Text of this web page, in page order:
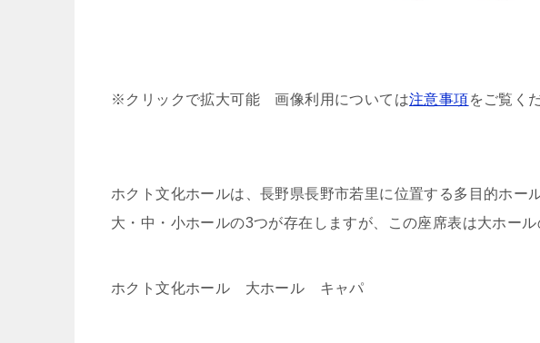
※クリックで拡大可能 画像利用については注意事項をご覧く
ホクト文化ホールは、長野県長野市若里に位置する多目的ホー
大・中・小ホールの3つが存在しますが、この座席表は大ホール
ホクト文化ホール 大ホール キャパ